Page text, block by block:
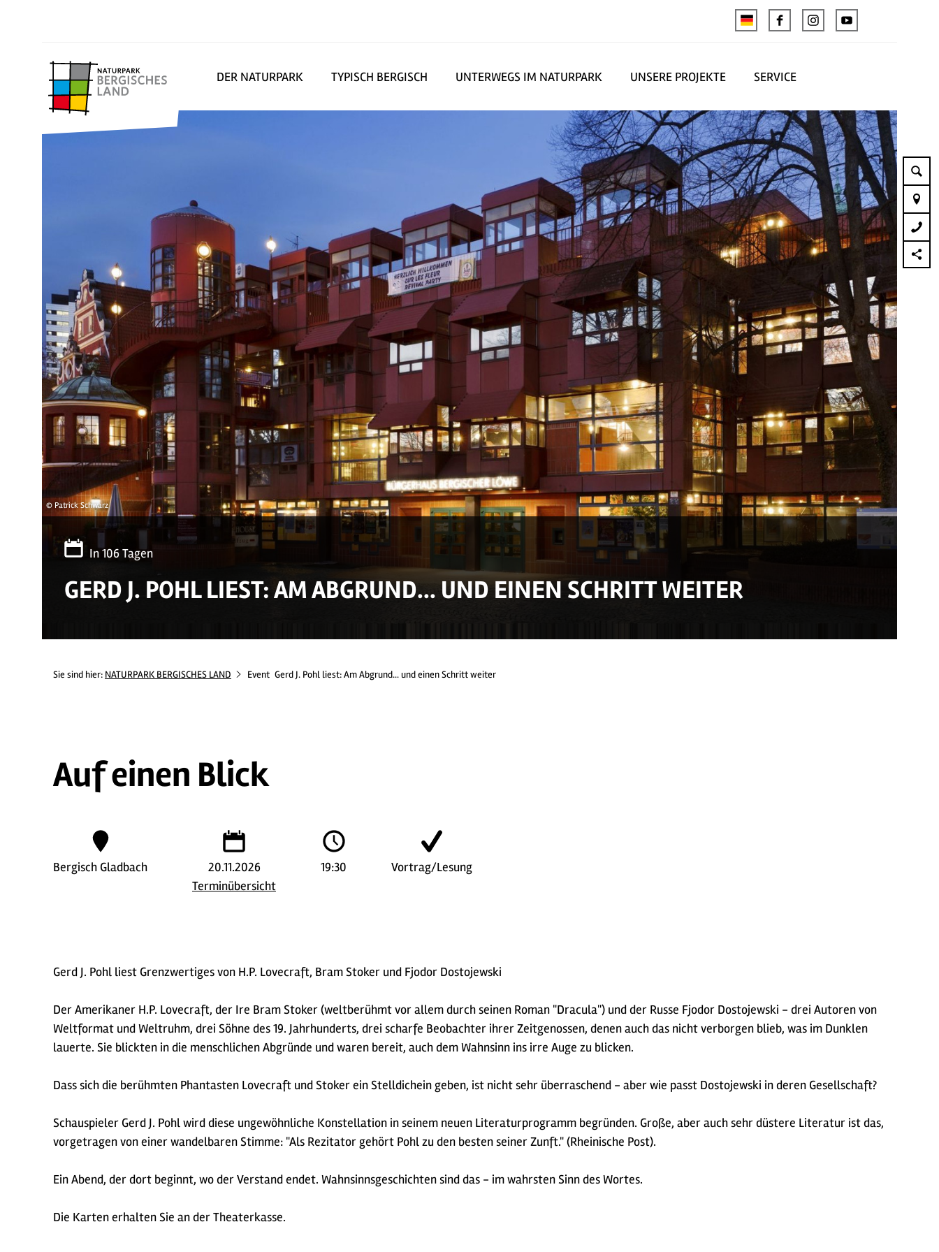
DER NATURPARK TYPISCH BERGISCH UNTERWEGS IM NATURPARK UNSERE PROJEKTE SERVICE
© Patrick Schwarz
In 106 Tagen
GERD J. POHL LIEST: AM ABGRUND... UND EINEN SCHRITT WEITER
Sie sind hier: NATURPARK BERGISCHES LAND Event Gerd J. Pohl liest: Am Abgrund... und einen Schritt weiter
Auf einen Blick
Bergisch Gladbach
20.11.2026
Terminübersicht
19:30 Vortrag/Lesung
Gerd J. Pohl liest Grenzwertiges von H.P. Lovecraft, Bram Stoker und Fjodor Dostojewski
Der Amerikaner H.P. Lovecraft, der Ire Bram Stoker (weltberühmt vor allem durch seinen Roman "Dracula") und der Russe Fjodor Dostojewski - drei Autoren von
Weltformat und Weltruhm, drei Söhne des 19. Jahrhunderts, drei scharfe Beobachter ihrer Zeitgenossen, denen auch das nicht verborgen blieb, was im Dunklen
lauerte. Sie blickten in die menschlichen Abgründe und waren bereit, auch dem Wahnsinn ins irre Auge zu blicken.
Dass sich die berühmten Phantasten Lovecraft und Stoker ein Stelldichein geben, ist nicht sehr überraschend - aber wie passt Dostojewski in deren Gesellschaft?
Schauspieler Gerd J. Pohl wird diese ungewöhnliche Konstellation in seinem neuen Literaturprogramm begründen. Große, aber auch sehr düstere Literatur ist das,
vorgetragen von einer wandelbaren Stimme: "Als Rezitator gehört Pohl zu den besten seiner Zunft." (Rheinische Post).
Ein Abend, der dort beginnt, wo der Verstand endet. Wahnsinnsgeschichten sind das - im wahrsten Sinn des Wortes.
Die Karten erhalten Sie an der Theaterkasse.